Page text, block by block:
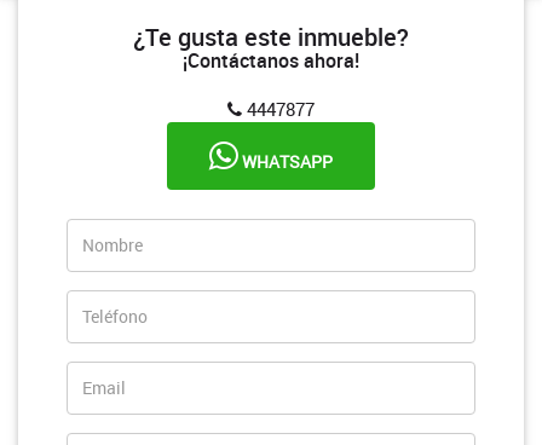
¿Te gusta este inmueble?
¡Contáctanos ahora!
4447877
WHATSAPP